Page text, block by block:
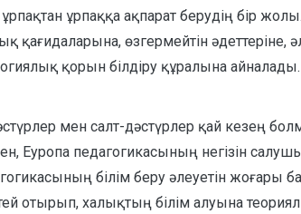
ұрпаққа ақпарат берудің бір
қағидаларына, өзгермейтін
қорын білдіру құралына
мен салт-дәстүрлер қай кезең
Еуропа педагогикасының негізін
білім беру әлеуетін жоғары
отырып, халықтың білім алуына